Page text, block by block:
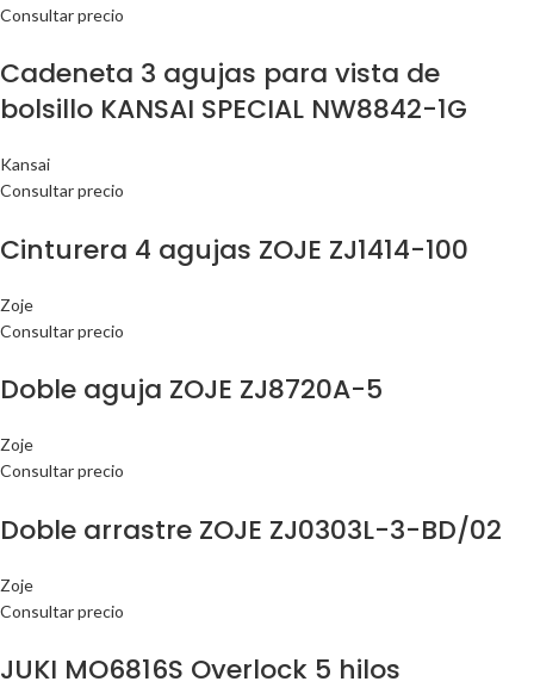
Consultar precio
Cadeneta 3 agujas para vista de
bolsillo KANSAI SPECIAL NW8842-1G
Kansai
Consultar precio
Cinturera 4 agujas ZOJE ZJ1414-100
Zoje
Consultar precio
Doble aguja ZOJE ZJ8720A-5
Zoje
Consultar precio
Doble arrastre ZOJE ZJ0303L-3-BD/02
Zoje
Consultar precio
JUKI MO6816S Overlock 5 hilos